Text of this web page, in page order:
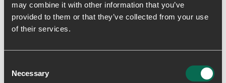
may combine it with other information that you’ve
provided to them or that they’ve collected from your use
of their services.
Selection
Necessary